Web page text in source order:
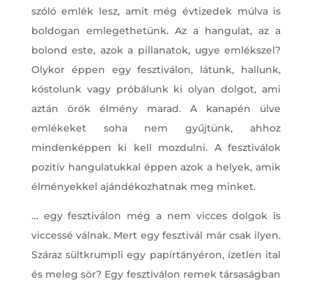
szóló emlék lesz, amit még évtizedek múlva is
boldogan emlegethetünk. Az a hangulat, az a
bolond este, azok a pillanatok, ugye emlékszel?
Olykor éppen egy fesztiválon, látunk, hallunk,
kóstolunk vagy próbálunk ki olyan dolgot, ami
aztán örök élmény marad. A kanapén ülve
emlékeket soha nem gyűjtünk, ahhoz
mindenképpen ki kell mozdulni. A fesztiválok
pozitív hangulatukkal éppen azok a helyek, amik
élményekkel ajándékozhatnak meg minket.
… egy fesztiválon még a nem vicces dolgok is
viccessé válnak. Mert egy fesztivál már csak ilyen.
Száraz sültkrumpli egy papírtányéron, ízetlen ital
és meleg sör? Egy fesztiválon remek társaságban